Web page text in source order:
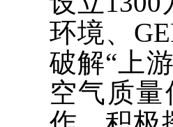
环境、
破解“上
空气质